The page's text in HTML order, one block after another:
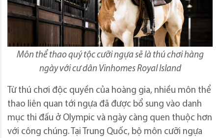
Môn thể thao quý tộc cưỡi ngựa sẽ là thú chơi hàng
ngày với cư dân Vinhomes Royal Island
Từ thú chơi độc quyền của hoàng gia, nhiều môn thể
thao liên quan tới ngựa đã được bổ sung vào danh
mục thi đấu ở Olympic và ngày càng quen thuộc hơn
với công chúng. Tại Trung Quốc, bộ môn cưỡi ngựa